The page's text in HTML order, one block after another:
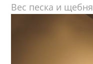
Вес песка и щебня